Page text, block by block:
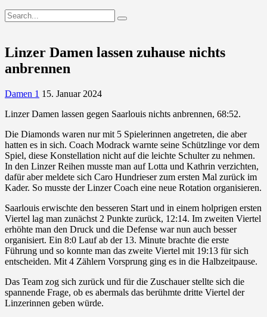
Linzer Damen lassen zuhause nichts
anbrennen
Damen 1 15. Januar 2024
Linzer Damen lassen gegen Saarlouis nichts anbrennen, 68:52.
Die Diamonds waren nur mit 5 Spielerinnen angetreten, die aber
hatten es in sich. Coach Modrack warnte seine Schützlinge vor dem
Spiel, diese Konstellation nicht auf die leichte Schulter zu nehmen.
In den Linzer Reihen musste man auf Lotta und Kathrin verzichten,
dafür aber meldete sich Caro Hundrieser zum ersten Mal zurück im
Kader. So musste der Linzer Coach eine neue Rotation organisieren.
Saarlouis erwischte den besseren Start und in einem holprigen ersten
Viertel lag man zunächst 2 Punkte zurück, 12:14. Im zweiten Viertel
erhöhte man den Druck und die Defense war nun auch besser
organisiert. Ein 8:0 Lauf ab der 13. Minute brachte die erste
Führung und so konnte man das zweite Viertel mit 19:13 für sich
entscheiden. Mit 4 Zählern Vorsprung ging es in die Halbzeitpause.
Das Team zog sich zurück und für die Zuschauer stellte sich die
spannende Frage, ob es abermals das berühmte dritte Viertel der
Linzerinnen geben würde.